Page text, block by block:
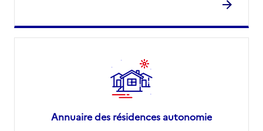
Annuaire des résidences autonomie